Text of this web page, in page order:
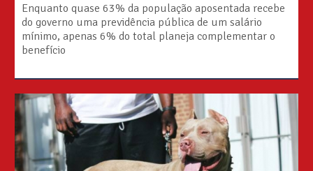
Enquanto quase 63% da população aposentada recebe
do governo uma previdência pública de um salário
mínimo, apenas 6% do total planeja complementar o
benefício